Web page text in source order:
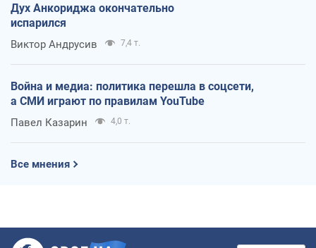
Дух Анкориджа окончательно
испарился
Виктор Андрусив 7,4 т.
Война и медиа: политика перешла в соцсети,
а СМИ играют по правилам YouTube
Павел Казарин 4,0 т.
Все мнения